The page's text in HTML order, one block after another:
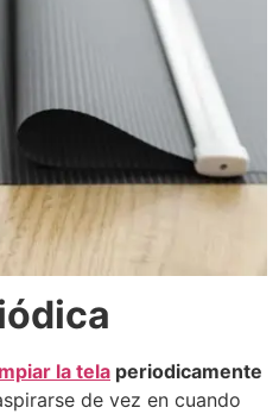
la tela periodicamente
de vez en cuando